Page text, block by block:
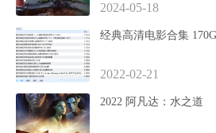
2024-05-18
经典高清电影合集
2022-02-21
2022 阿凡达：水之道